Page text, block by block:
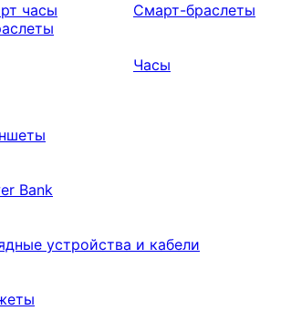
часы
Смарт-браслеты
Часы
Bank
устройства и кабели